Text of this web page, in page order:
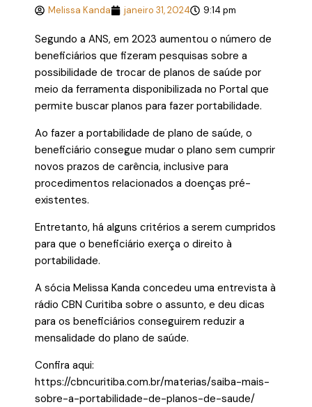
Melissa Kanda janeiro 31, 2024 9:14 pm
Segundo a ANS, em 2023 aumentou o número de
beneficiários que fizeram pesquisas sobre a
possibilidade de trocar de planos de saúde por
meio da ferramenta disponibilizada no Portal que
permite buscar planos para fazer portabilidade.
Ao fazer a portabilidade de plano de saúde, o
beneficiário consegue mudar o plano sem cumprir
novos prazos de carência, inclusive para
procedimentos relacionados a doenças pré-
existentes.
Entretanto, há alguns critérios a serem cumpridos
para que o beneficiário exerça o direito à
portabilidade.
A sócia Melissa Kanda concedeu uma entrevista à
rádio CBN Curitiba sobre o assunto, e deu dicas
para os beneficiários conseguirem reduzir a
mensalidade do plano de saúde.
Confira aqui:
https://cbncuritiba.com.br/materias/saiba-mais-
sobre-a-portabilidade-de-planos-de-saude/